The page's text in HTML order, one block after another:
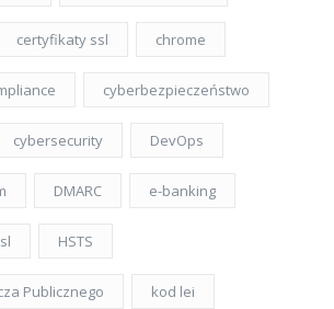
certyfikaty ssl chrome
cyberbezpieczeństwo
cybersecurity DevOps
DMARC e-banking
HSTS
Publicznego kod lei